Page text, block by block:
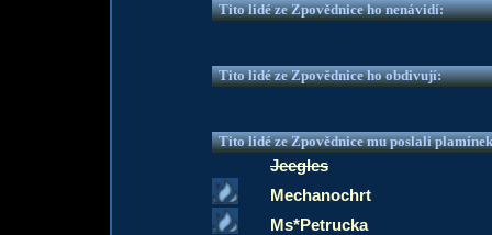
Tito lidé ze Zpovědnice ho nenávidí:
Tito lidé ze Zpovědnice ho obdivují:
Tito lidé ze Zpovědnice mu poslali
Jeegles
Mechanochrt
Ms*Petrucka